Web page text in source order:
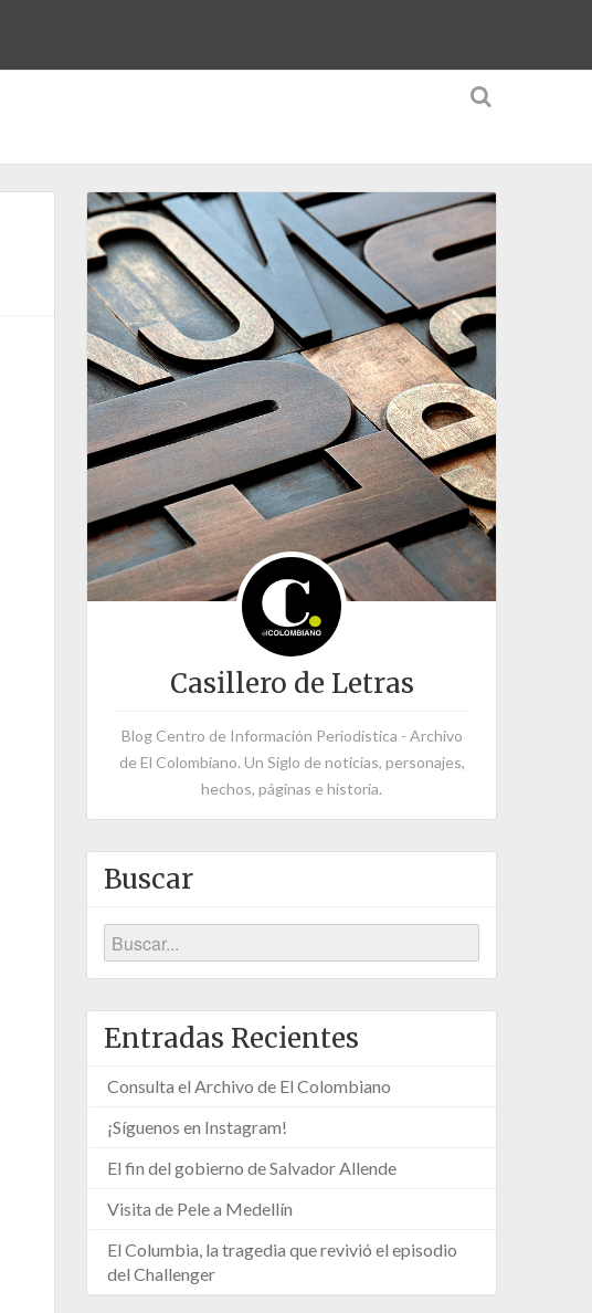
Casillero de Letras
Blog Centro de Información Periodística - Archivo
de El Colombiano. Un Siglo de noticias, personajes,
hechos, páginas e historia.
Buscar
Entradas Recientes
Consulta el Archivo de El Colombiano
¡Síguenos en Instagram!
El fin del gobierno de Salvador Allende
Visita de Pele a Medellín
El Columbia, la tragedia que revivió el episodio
del Challenger